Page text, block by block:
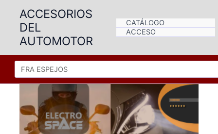
contenido
ACCESORIOS
DEL
AUTOMOTOR
CATÁLOGO
ACCESO